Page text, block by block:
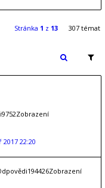
Stránka 1 z 13 307 témat
2017 22:20